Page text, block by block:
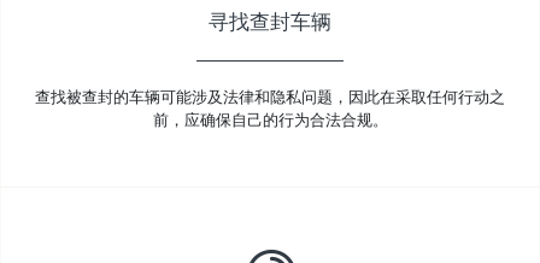
寻找查封车辆
查找被查封的车辆可能涉及法律和隐私问题，因此在采取任何行动之
前，应确保自己的行为合法合规。